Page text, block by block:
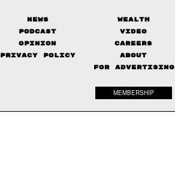
News Wealth
Podcast
Video
Opinion
Careers
Privacy Policy
About
FOR ADVERTISING
MEMBERSHIP